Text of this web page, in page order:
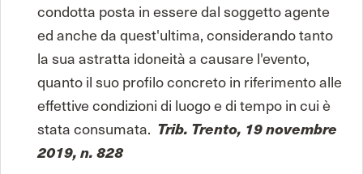
condotta posta in essere dal soggetto agente
ed anche da quest'ultima, considerando tanto
la sua astratta idoneità a causare l'evento,
quanto il suo profilo concreto in riferimento alle
effettive condizioni di luogo e di tempo in cui è
stata consumata. Trib. Trento, 19 novembre
2019, n. 828